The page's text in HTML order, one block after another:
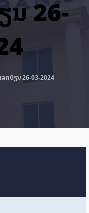
ນ 26-
ກ​ປ່ຽນ 26-03-2024